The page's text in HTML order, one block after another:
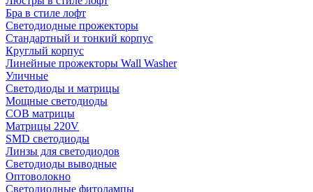
Бра в стиле лофт
Светодиодные прожекторы
Стандартный и тонкий корпус
Круглый корпус
Линейные прожекторы Wall Washer
Уличные
Светодиоды и матрицы
Мощные светодиоды
COB матрицы
Матрицы 220V
SMD светодиоды
Линзы для светодиодов
Светодиоды выводные
Оптоволокно
Светодиодные фитолампы